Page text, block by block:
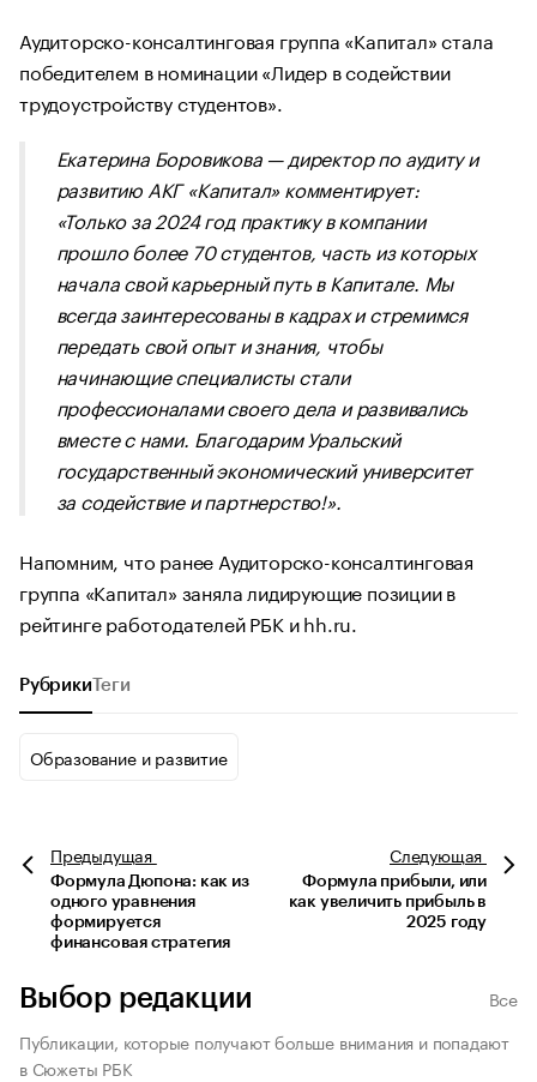
Аудиторско-консалтинговая группа «Капитал» стала
победителем в номинации «Лидер в содействии
трудоустройству студентов».
Екатерина Боровикова — директор по аудиту и
развитию АКГ «Капитал» комментирует:
«Только за 2024 год практику в компании
прошло более 70 студентов, часть из которых
начала свой карьерный путь в Капитале. Мы
всегда заинтересованы в кадрах и стремимся
передать свой опыт и знания, чтобы
начинающие специалисты стали
профессионалами своего дела и развивались
вместе с нами. Благодарим Уральский
государственный экономический университет
за содействие и партнерство!».
Напомним, что ранее Аудиторско-консалтинговая
группа «Капитал» заняла лидирующие позиции в
рейтинге работодателей РБК и hh.ru.
Рубрики Теги
Образование и развитие
Предыдущая
Формула Дюпона: как из
одного уравнения
формируется
финансовая стратегия
Следующая
Формула прибыли, или
как увеличить прибыль в
2025 году
Выбор редакции
Все
Публикации, которые получают больше внимания и попадают
в Сюжеты РБК